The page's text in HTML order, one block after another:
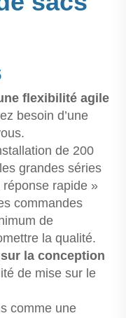
flexibilité agile
besoin d’une
de 200
grandes séries
rapide »
commandes
de
la qualité.
la conception
de mise sur le
comme une